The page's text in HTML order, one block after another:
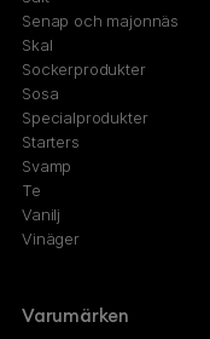
Senap och majonnäs
Skal
Sockerprodukter
Sosa
Specialprodukter
Starters
Svamp
Te
Vanilj
Vinäger
Varumärken